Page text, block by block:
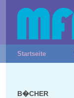
Startseite
B�CHER